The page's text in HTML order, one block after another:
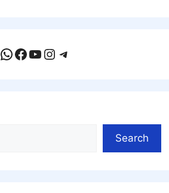
WhatsApp
Facebook
YouTube
Instagram
Telegram
Search